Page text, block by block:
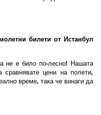
билети от Истанбул
не е било по-лесно! Нашата
цени на полети,
време, така че винаги да